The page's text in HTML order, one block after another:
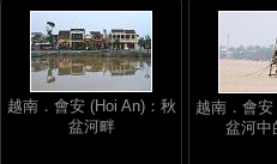
越南．會安 (Hoi An)：秋
盆河畔
越南．會
盆河中